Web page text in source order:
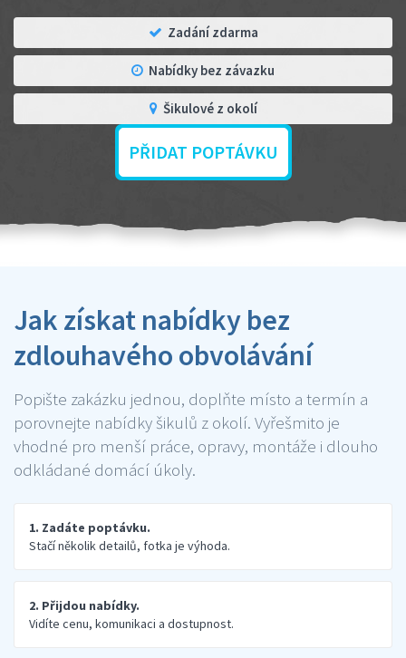
Zadání zdarma
Nabídky bez závazku
Šikulové z okolí
PŘIDAT POPTÁVKU
Jak získat nabídky bez
zdlouhavého obvolávání
Popište zakázku jednou, doplňte místo a termín a
porovnejte nabídky šikulů z okolí. Vyřešmito je
vhodné pro menší práce, opravy, montáže i dlouho
odkládané domácí úkoly.
1. Zadáte poptávku.
Stačí několik detailů, fotka je výhoda.
2. Přijdou nabídky.
Vidíte cenu, komunikaci a dostupnost.